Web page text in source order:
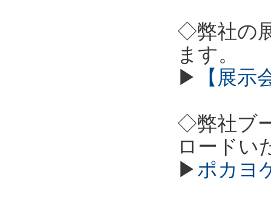
◇弊社の
ます。
▶
【展
◇弊社ブ
ロードい
▶ポカヨ